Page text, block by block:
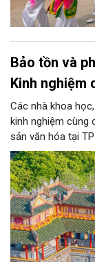
Bảo tồn và
Kinh nghiệm
Các nhà khoa
kinh nghiệm cùng
sản văn hóa tại